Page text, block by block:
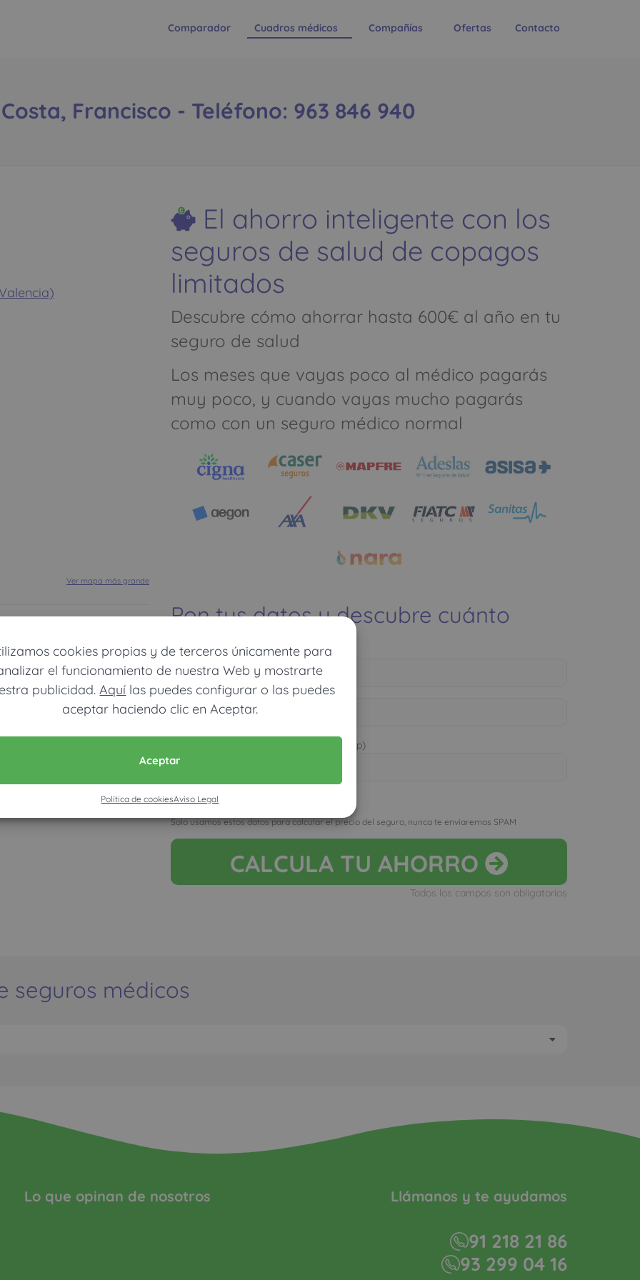
cookies propias y de terceros únicamente para
el funcionamiento de nuestra Web y mostrarte
publicidad.Aquí las puedes configurar o las puedes
aceptar haciendo clic en Aceptar.
Aceptar
Política de cookiesAviso Legal
Comparador Cuadros médicos Compañías Ofertas Contacto
Francisco - Teléfono: 963 846 940
Ver mapa más grande
El ahorro inteligente con los
seguros de salud de copagos
limitados
Descubre cómo ahorrar hasta 600€ al año en tu
seguro de salud
Los meses que vayas poco al médico pagarás
muy poco, y cuando vayas mucho pagarás
como con un seguro médico normal
Pon tus datos y descubre cuánto
dinero ahorrarías
Móvil (Enviamos resultados vía WhatsApp)
Acepto la nota legal y RGPD
Solo usamos estos datos para calcular el precio del seguro, nunca te enviaremos SPAM
CALCULA TU AHORRO
Todos los campos son obligatorios
seguros médicos
Lo que opinan de nosotros Llámanos y te ayudamos
91 218 21 86
93 299 04 16